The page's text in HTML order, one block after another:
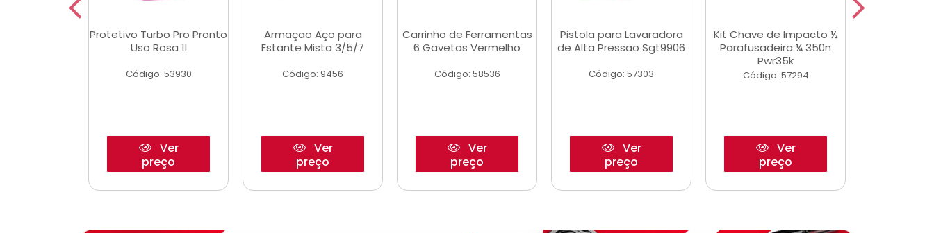
Protetivo Turbo Pro Pronto
Uso Rosa 1l
Código: 53930
Ver
preço
Armaçao Aço para
Estante Mista 3/5/7
Código: 9456
Ver
preço
Carrinho de Ferramentas
6 Gavetas Vermelho
Código: 58536
Ver
preço
Pistola para Lavaradora
de Alta Pressao Sgt9906
Código: 57303
Ver
preço
Kit Chave de Impacto ½
Parafusadeira ¼ 350n
Pwr35k
Código: 57294
Ver
preço